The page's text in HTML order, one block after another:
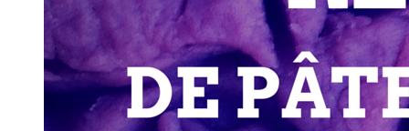
rituels
pour
enfants